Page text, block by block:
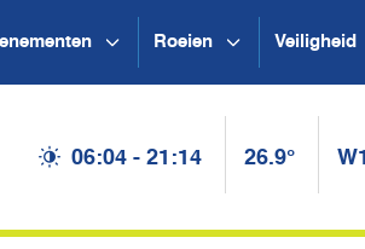
Roeien Veiligheid
06:04 - 21:14 26.9° W1